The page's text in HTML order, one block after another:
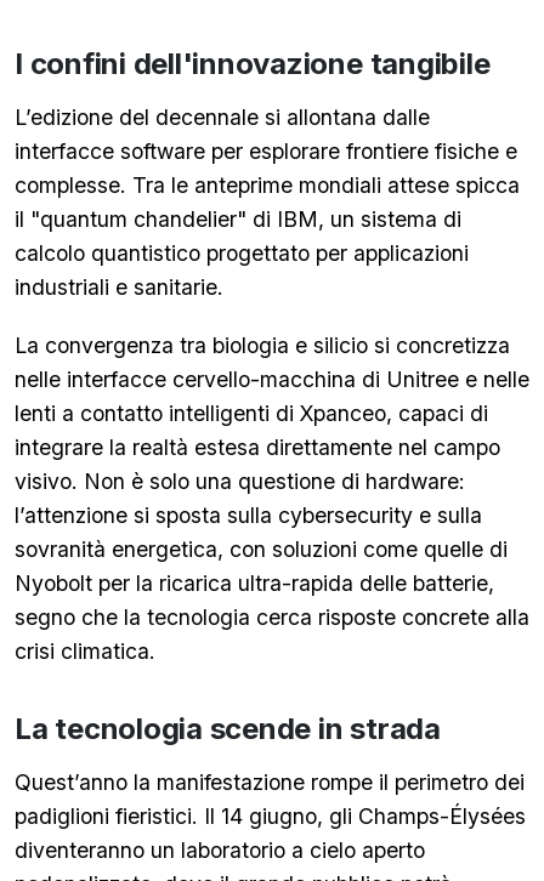
I confini dell'innovazione tangibile
L’edizione del decennale si allontana dalle
interfacce software per esplorare frontiere fisiche e
complesse. Tra le anteprime mondiali attese spicca
il "quantum chandelier" di IBM, un sistema di
calcolo quantistico progettato per applicazioni
industriali e sanitarie.
La convergenza tra biologia e silicio si concretizza
nelle interfacce cervello-macchina di Unitree e nelle
lenti a contatto intelligenti di Xpanceo, capaci di
integrare la realtà estesa direttamente nel campo
visivo. Non è solo una questione di hardware:
l’attenzione si sposta sulla cybersecurity e sulla
sovranità energetica, con soluzioni come quelle di
Nyobolt per la ricarica ultra-rapida delle batterie,
segno che la tecnologia cerca risposte concrete alla
crisi climatica.
La tecnologia scende in strada
Quest’anno la manifestazione rompe il perimetro dei
padiglioni fieristici. Il 14 giugno, gli Champs-Élysées
diventeranno un laboratorio a cielo aperto